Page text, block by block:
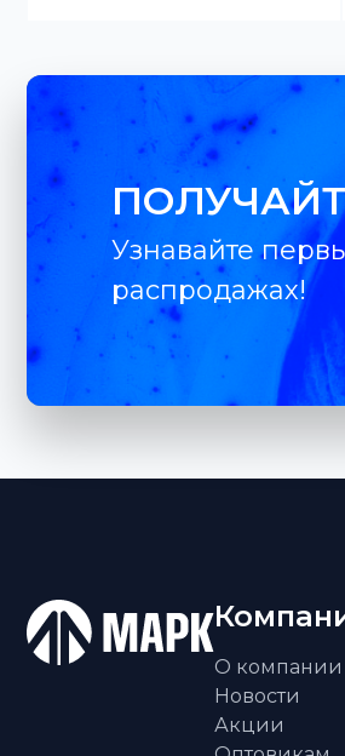
Узнавайте
распродажах!
О компании
Новости
Акции